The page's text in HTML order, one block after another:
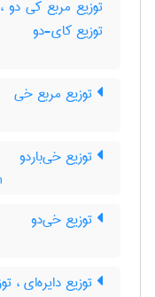
توزیع مربع کی دو
توزیع کای-دو
توزیع مربع خی
توزیع خی‌باردو
توزیع خی‌دو
توزیع دایره‌ای ،